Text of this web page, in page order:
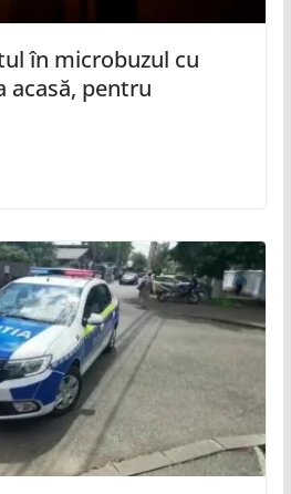
în microbuzul cu
acasă, pentru